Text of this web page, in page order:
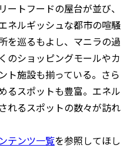
トフードの屋台が並び、
ネルギッシュな都市の喧騒
を巡るもよし、マニラの過
のショッピングモールやカ
ト施設も揃っている。さら
るスポットも豊富。エネル
れるスポットの数々が訪れ
テンツ一覧を参照してほし